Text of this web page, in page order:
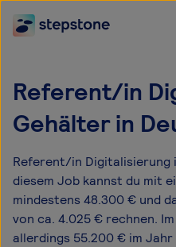
Referent/in
Gehälter in
Referent/in Digitalisierung
diesem Job kannst du mit
mindestens 48.300 € und
von ca. 4.025 € rechnen.
allerdings 55.200 € im